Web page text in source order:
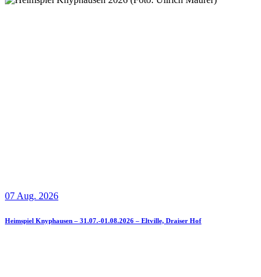
07 Aug. 2026
Heimspiel Knyphausen – 31.07.-01.08.2026 – Eltville, Draiser Hof